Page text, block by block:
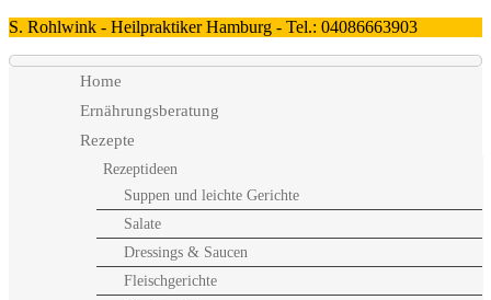
S. Rohlwink - Heilpraktiker Hamburg - Tel.: 04086663903
Home
Ernährungsberatung
Rezepte
Rezeptideen
Suppen und leichte Gerichte
Salate
Dressings & Saucen
Fleischgerichte